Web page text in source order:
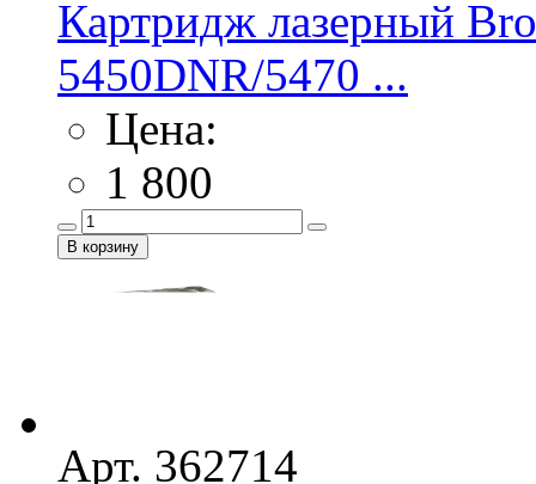
Картридж лазерный
5450DNR/5470 ...
Цена:
1 800
Арт. 362714